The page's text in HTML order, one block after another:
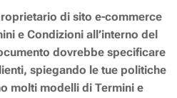
di sito e-commerce
e Condizioni all’interno del
dovrebbe specificare
spiegando le tue politiche
molti modelli di Termini e